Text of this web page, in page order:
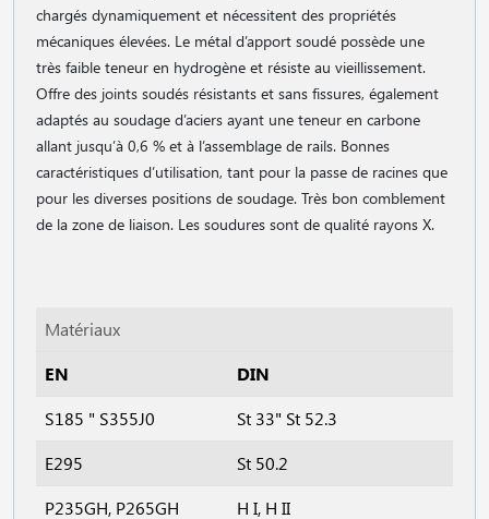
chargés dynamiquement et nécessitent des propriétés
mécaniques élevées. Le métal d’apport soudé possède une
très faible teneur en hydrogène et résiste au vieillissement.
Offre des joints soudés résistants et sans fissures, également
adaptés au soudage d’aciers ayant une teneur en carbone
allant jusqu’à 0,6 % et à l’assemblage de rails. Bonnes
caractéristiques d’utilisation, tant pour la passe de racines que
pour les diverses positions de soudage. Très bon comblement
de la zone de liaison. Les soudures sont de qualité rayons X.
Matériaux
EN
DIN
S185 " S355J0
St 33" St 52.3
E295
St 50.2
P235GH, P265GH
H I, H II